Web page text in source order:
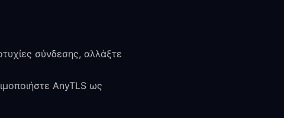
σύνδεσης, αλλάξτε
AnyTLS ως